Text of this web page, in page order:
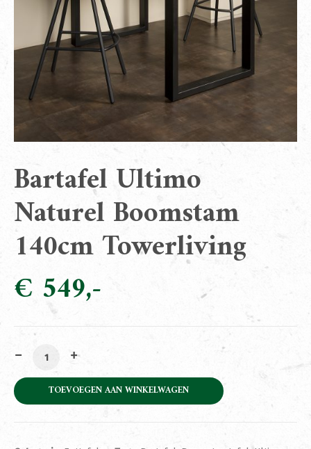
Bartafel Ultimo
Naturel Boomstam
140cm Towerliving
€ 549
Bartafel Ultimo Naturel Boomstam 140cm Towerliving
TOEVOEGEN AAN WINKELWAGEN